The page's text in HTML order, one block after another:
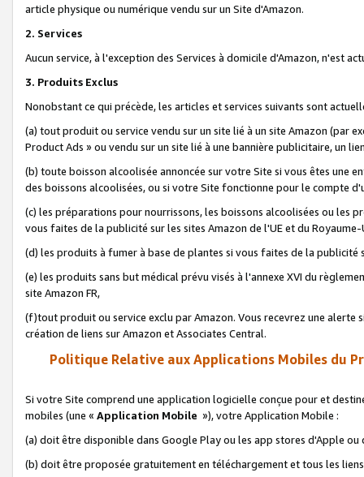
article physique ou numérique vendu sur un Site d'Amazon.
2. Services
Aucun service, à l'exception des Services à domicile d'Amazon, n'est
3. Produits Exclus
Nonobstant ce qui précède, les articles et services suivants sont
(a) tout produit ou service vendu sur un site lié à un site Amazon (par
Product Ads » ou vendu sur un site lié à une bannière publicitaire, un
(b) toute boisson alcoolisée annoncée sur votre Site si vous êtes une
des boissons alcoolisées, ou si votre Site fonctionne pour le compte
(c) les préparations pour nourrissons, les boissons alcoolisées ou les
vous faites de la publicité sur les sites Amazon de l'UE et du Royaume-
(d) les produits à fumer à base de plantes si vous faites de la publicité
(e) les produits sans but médical prévu visés à l'annexe XVI du
site Amazon FR,
(f)tout produit ou service exclu par Amazon. Vous recevrez une alerte
création de liens sur Amazon et Associates Central.
Politique Relative aux Applications Mobiles du
Si votre Site comprend une application logicielle conçue pour et
mobiles (une « Application Mobile »), votre Application Mobile :
(a) doit être disponible dans Google Play ou les app stores d'Apple ou
(b) doit être proposée gratuitement en téléchargement et tous les